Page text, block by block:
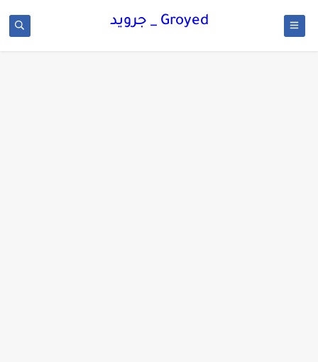
Groyed _ جرويد